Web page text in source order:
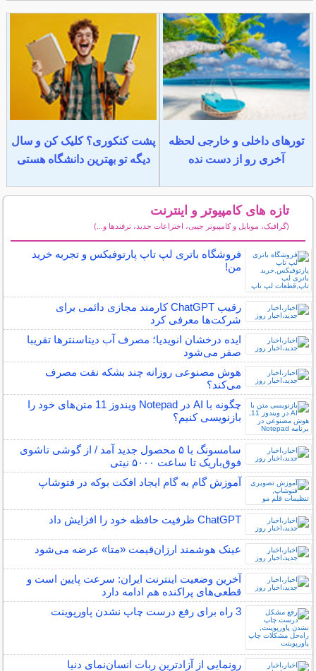
تورهای داخلی و خارجی لحظه
آخری رو از دست نده
پشت کنکوری؟ کلیک کن و سال
دیگه تو بهترین دانشگاه هستی
تازه های کامپیوتر و اینترنت
(گرافیک، موبایل و کامپیوتر جیبی، اختراعات جدید، ترفندها و...)
فروشگاه باتری لپ تاپ پارتوفیکس و تجربه خرید
من!
رقیب ChatGPT کارمند مجازی دائمی برای
شرکت‌ها معرفی کرد
ایده درخشان انویدیا؛ مصرف آب دیتاسنترها تقریبا
صفر می‌شود
هوش مصنوعی روزانه چند بشکه نفت مصرف
می‌کند؟
چگونه با AI در Notepad ویندوز 11 متن‌های خود را
بازنویسی کنیم؟
سامسونگ با ۵ محصول جدید آمد / از گوشی تاشوی
فوق‌باریک تا ساعت ۵۰۰۰ نیتی
آموزش گام به گام ایجاد افکت بوکه در فتوشاپ
ChatGPT ظرفیت حافظه خود را افزایش داد
عینک هوشمند ارزان‌قیمت «متا» عرضه می‌شود
آخرین وضعیت اینترنت ایران: سرعت پایین است و
قطعی‌های پراکنده هم ادامه دارد
3 راه برای رفع درست چاپ نشدن پاورپوینت
رونمایی از آزادترین ربات انسان‌نمای دنیا